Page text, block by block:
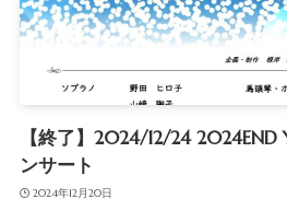
【終了】2024/12/24 2024END
ンサート
2024年12月20日